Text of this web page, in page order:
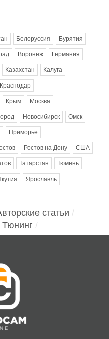
Белоруссия Бурятия
Воронеж Германия
Казахстан Калуга
Краснодар
Крым Москва
Новосибирск Омск
Приморье
Ростов на Дону США
Татарстан Тюмень
Ярославль
статьи
Тюнинг